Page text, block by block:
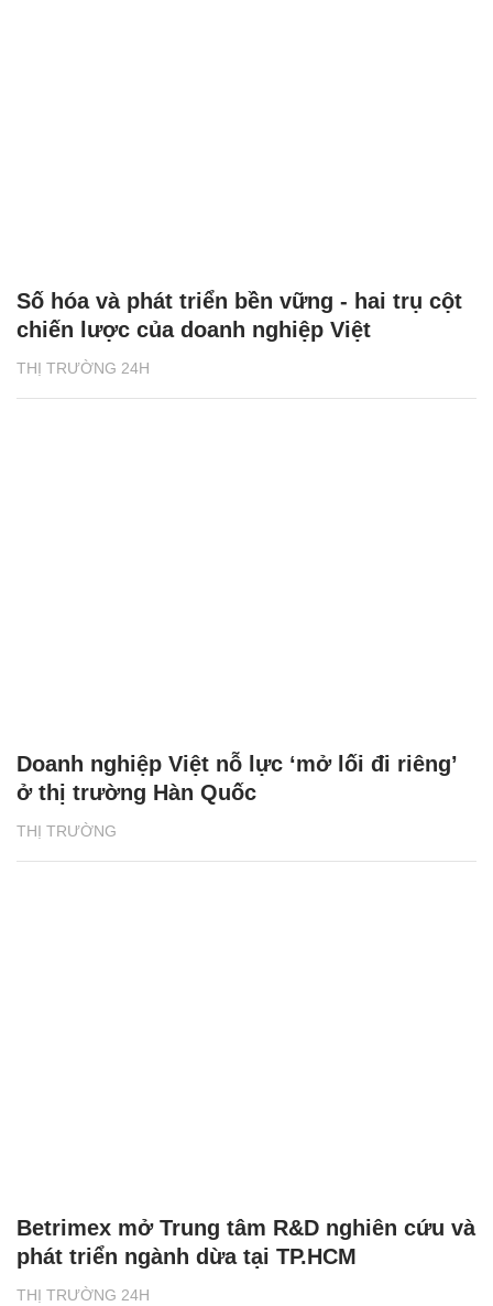
THỊ TRƯỜNG 24H
Số hóa và phát triển bền vững - hai trụ cột
chiến lược của doanh nghiệp Việt
THỊ TRƯỜNG
Doanh nghiệp Việt nỗ lực ‘mở lối đi riêng’
ở thị trường Hàn Quốc
THỊ TRƯỜNG 24H
Betrimex mở Trung tâm R&D nghiên cứu và
phát triển ngành dừa tại TP.HCM